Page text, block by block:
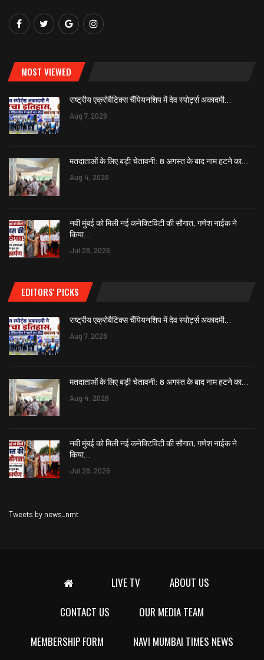
MOST VIEWED
राष्ट्रीय एक्रोबैटिक्स चैंपियनशिप में देव स्पोर्ट्स अकादमी…
Aug 7, 2026
मतदाताओं के लिए बड़ी चेतावनी: 8 अगस्त के बाद नाम हटने का…
Aug 4, 2026
नवी मुंबई को मिली नई कनेक्टिविटी की सौगात, गणेश नाईक ने
किया…
Jul 28, 2026
EDITORS' PICKS
राष्ट्रीय एक्रोबैटिक्स चैंपियनशिप में देव स्पोर्ट्स अकादमी…
Aug 7, 2026
मतदाताओं के लिए बड़ी चेतावनी: 8 अगस्त के बाद नाम हटने का…
Aug 4, 2026
नवी मुंबई को मिली नई कनेक्टिविटी की सौगात, गणेश नाईक ने
किया…
Jul 28, 2026
Tweets by news_nmt
LIVE TV
ABOUT US
CONTACT US
OUR MEDIA TEAM
MEMBERSHIP FORM
NAVI MUMBAI TIMES NEWS